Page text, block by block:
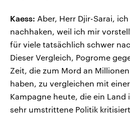
Kaess: Aber, Herr Djir-Sarai,
nachhaken, weil ich mir
für viele tatsächlich schwer
Dieser Vergleich, Pogrome
Zeit, die zum Mord an
haben, zu vergleichen mit
Kampagne heute, die ein
sehr umstrittene Politik